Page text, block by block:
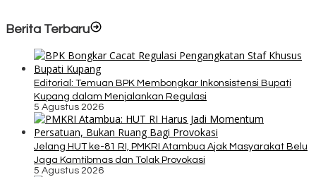
Berita Terbaru
Editorial: Temuan BPK Membongkar Inkonsistensi Bupati
Kupang dalam Menjalankan Regulasi
5 Agustus 2026
Jelang HUT ke-81 RI, PMKRI Atambua Ajak Masyarakat Belu
Jaga Kamtibmas dan Tolak Provokasi
5 Agustus 2026